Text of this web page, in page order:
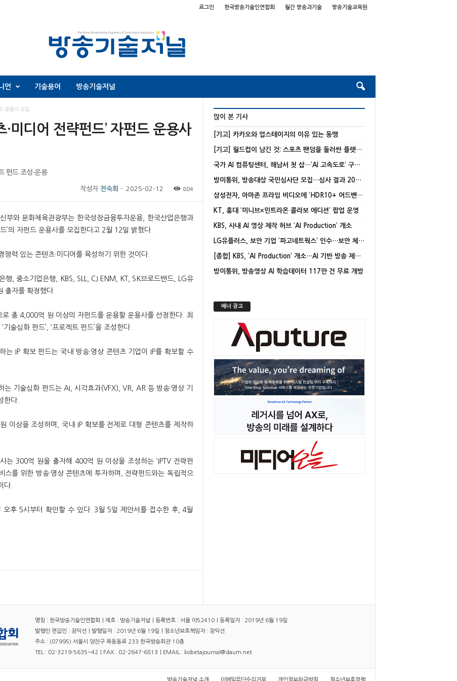
로그인 한국방송기술인연합회 월간 방송과기술 방송기술교육원
언 기술용어 방송기술저널
운용사 모집 ...
미디어 전략펀드’ 자펀드 운용사
펀드 조성‧운용
작성자 전숙희 - 2025-02-12 804
부와 문화체육관광부는 한국성장금융투자운용, 한국산업은행과
’의 자펀드 운용사를 모집한다고 2월 12일 밝혔다.
쟁력 있는 콘텐츠·미디어를 육성하기 위한 것이다.
행, 중소기업은행, KBS, SLL, CJ ENM, KT, SK브로드밴드, LG유
출자를 확정했다.
총 4,000억 원 이상의 자펀드를 운용할 운용사를 선정한다. 최
술심화 펀드’, ‘프로젝트 펀드’을 조성한다.
IP 확보 펀드는 국내 방송·영상 콘텐츠 기업이 IP를 확보할 수
기술심화 펀드는 AI, 시각효과(VFX), VR, AR 등 방송·영상 기
한다.
이상을 조성하며, 국내 IP 확보를 전제로 대형 콘텐츠를 제작하
는 300억 원을 출자해 400억 원 이상을 조성하는 ‘IPTV 전략펀
스를 위한 방송·영상 콘텐츠에 투자하며, 전략펀드와는 독립적으
다.
후 5시부터 확인할 수 있다. 3월 5일 제안서를 접수한 후, 4월
많이 본 기사
[기고] 카카오와 업스테이지의 이유 있는 동맹
[기고] 월드컵이 남긴 것: 스포츠 팬덤을 둘러싼 플랫폼 경쟁의 재편
국가 AI 컴퓨팅센터, 해남서 첫 삽…‘AI 고속도로’ 구축 본격화
방미통위, 방송대상 국민심사단 모집…심사 결과 20% 반영
삼성전자, 아마존 프라임 비디오에 ‘HDR10+ 어드밴스드’ 적용
KT, 홍대 ‘미니브×민트라온 콜라보 에디션’ 팝업 운영
KBS, 사내 AI 영상 제작 허브 ‘AI Production’ 개소
LG유플러스, 보안 기업 ‘파고네트웍스’ 인수…보안 체계 고도화
[종합] KBS, ‘AI Production’ 개소…AI 기반 방송 제작 본격화
방미통위, 방송영상 AI 학습데이터 117만 건 무료 개방
배너 광고
명칭 : 한국방송기술인연합회｜제호 : 방송기술저널｜등록번호 : 서울 아52410｜등록일자 : 2019년 6월 19일
발행인·편집인 : 장익선｜발행일자 : 2019년 6월 19일｜청소년보호책임자 : 장익선
주소 : (07995) 서울시 양천구 목동동로 233 한국방송회관 10층
TEL : 02-3219-5635~42｜FAX : 02-2647-6813｜EMAIL : kobetajournal@daum.net
방송기술저널 소개 이메일무단수집거부 개인정보취급방침 청소년보호정책